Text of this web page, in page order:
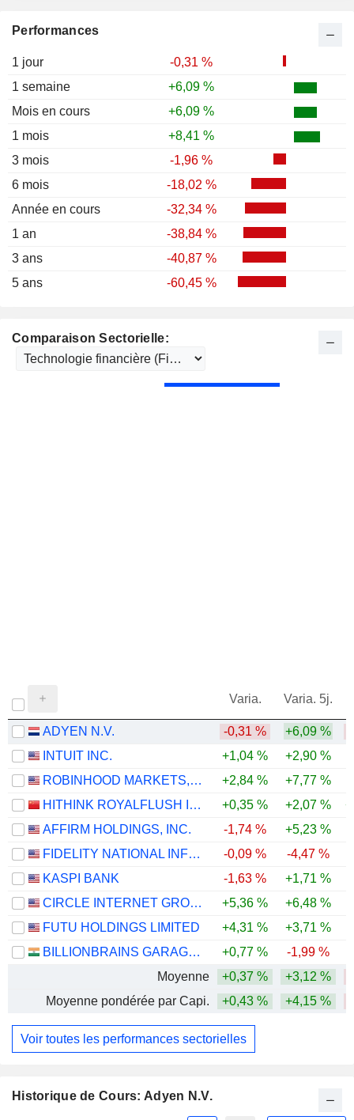
Performances
1 jour
-0,31 %
1 semaine
+6,09 %
Mois en cours
+6,09 %
1 mois
+8,41 %
3 mois
-1,96 %
6 mois
-18,02 %
Année en cours
-32,34 %
1 an
-38,84 %
3 ans
-40,87 %
5 ans
-60,45 %
Comparaison Sectorielle:
Varia. Varia. 5j.
ADYEN N.V. -0,31 % +6,09 %
INTUIT INC.
+1,04 % +2,90 %
ROBINHOOD MARKETS, INC.
+2,84 % +7,77 %
HITHINK ROYALFLUSH INFORMATION NETWORK CO., LTD.
+0,35 % +2,07 %
AFFIRM HOLDINGS, INC.
-1,74 % +5,23 %
FIDELITY NATIONAL INFORMATION SERVICES, INC.
-0,09 % -4,47 %
KASPI BANK
-1,63 % +1,71 %
CIRCLE INTERNET GROUP, INC.
+5,36 % +6,48 %
FUTU HOLDINGS LIMITED
+4,31 % +3,71 %
BILLIONBRAINS GARAGE VENTURES LIMITED
+0,77 %
-1,99 %
Moyenne
+0,37 % +3,12 %
Moyenne pondérée par Capi.
+0,43 % +4,15 %
Voir toutes les performances sectorielles
Historique de Cours: Adyen N.V.